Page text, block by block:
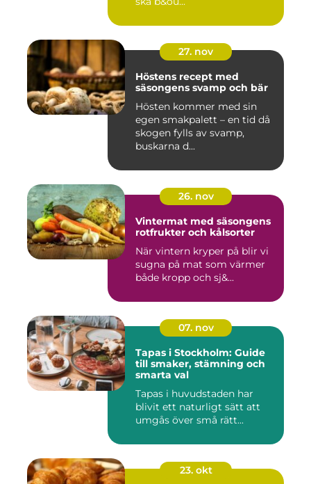
27. nov
Höstens recept med
säsongens svamp och bär
Hösten kommer med sin
egen smakpalett – en tid då
skogen fylls av svamp,
buskarna d...
26. nov
Vintermat med säsongens
rotfrukter och kålsorter
När vintern kryper på blir vi
sugna på mat som värmer
både kropp och sj&...
07. nov
Tapas i Stockholm: Guide
till smaker, stämning och
smarta val
Tapas i huvudstaden har
blivit ett naturligt sätt att
umgås över små rätt...
23. okt